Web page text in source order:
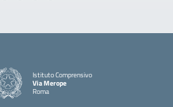
Istituto Comprensivo
Via Merope
Roma